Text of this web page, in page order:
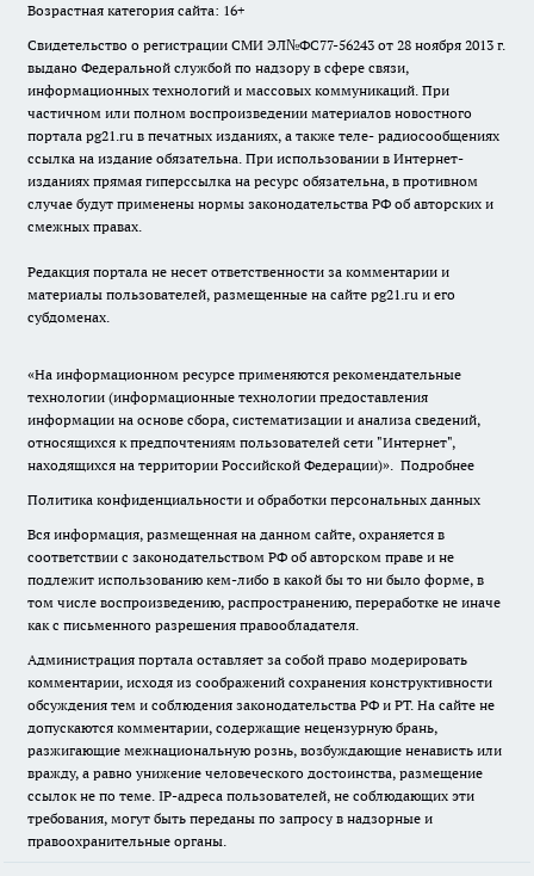
Возрастная категория сайта: 16+
Свидетельство о регистрации СМИ ЭЛ№ФС77-56243 от 28 ноября 2013 г.
выдано Федеральной службой по надзору в сфере связи,
информационных технологий и массовых коммуникаций. При
частичном или полном воспроизведении материалов новостного
портала pg21.ru в печатных изданиях, а также теле- радиосообщениях
ссылка на издание обязательна. При использовании в Интернет-
изданиях прямая гиперссылка на ресурс обязательна, в противном
случае будут применены нормы законодательства РФ об авторских и
смежных правах.
Редакция портала не несет ответственности за комментарии и
материалы пользователей, размещенные на сайте pg21.ru и его
субдоменах.
«На информационном ресурсе применяются рекомендательные
технологии (информационные технологии предоставления
информации на основе сбора, систематизации и анализа сведений,
относящихся к предпочтениям пользователей сети "Интернет",
находящихся на территории Российской Федерации)». Подробнее
Политика конфиденциальности и обработки персональных данных
Вся информация, размещенная на данном сайте, охраняется в
соответствии с законодательством РФ об авторском праве и не
подлежит использованию кем-либо в какой бы то ни было форме, в
том числе воспроизведению, распространению, переработке не иначе
как с письменного разрешения правообладателя.
Администрация портала оставляет за собой право модерировать
комментарии, исходя из соображений сохранения конструктивности
обсуждения тем и соблюдения законодательства РФ и РТ. На сайте не
допускаются комментарии, содержащие нецензурную брань,
разжигающие межнациональную рознь, возбуждающие ненависть или
вражду, а равно унижение человеческого достоинства, размещение
ссылок не по теме. IP-адреса пользователей, не соблюдающих эти
требования, могут быть переданы по запросу в надзорные и
правоохранительные органы.